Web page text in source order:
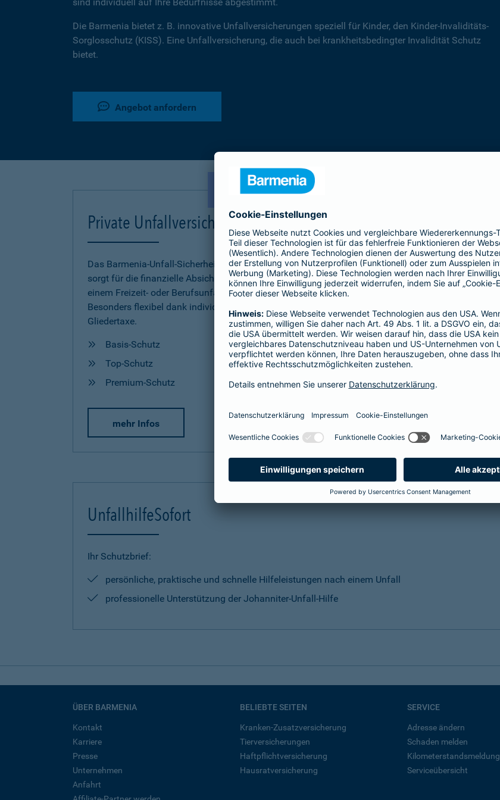
Die Barmenia bietet z. B. innovative Unfallversicherungen speziell für Kinder, den Kinder-Invaliditäts-
Sorglosschutz (KISS). Eine Unfallversicherung, die auch bei krankheitsbedingter Invalidität Schutz
bietet.
Angebot anfordern
NEU!
Private Unfallversicherung
Das Barmenia-Unfall-Sicherheitskonzept
sorgt für die finanzielle Absicherung nach
einem Freizeit- oder Berufsunfall.
Besonders flexibel dank individueller
Gliedertaxe.
Basis-Schutz
Top-Schutz
Premium-Schutz
mehr Infos
Kinder-Invaliditätsschutz
Der Kinder-Invaliditäts-Sorglos-Schutz
(KISS) sichert die finanzielle und soziale
Zukunft Ihrer Kinder bei
krankheits- oder
unfallbedingter Invalidität
Reha-Management inklusive
UnfallhilfeSofort
Ihr Schutzbrief:
persönliche, praktische und schnelle Hilfeleistungen nach einem Unfall
professionelle Unterstützung der Johanniter-Unfall-Hilfe
ÜBER BARMENIA
Kontakt
Karriere
Presse
Unternehmen
Anfahrt
BELIEBTE SEITEN
Kranken-Zusatzversicherung
Tierversicherungen
Haftpflichtversicherung
Hausratversicherung
SERVICE
Adresse ändern
Schaden melden
Kilometerstandsmeldung
Serviceübersicht